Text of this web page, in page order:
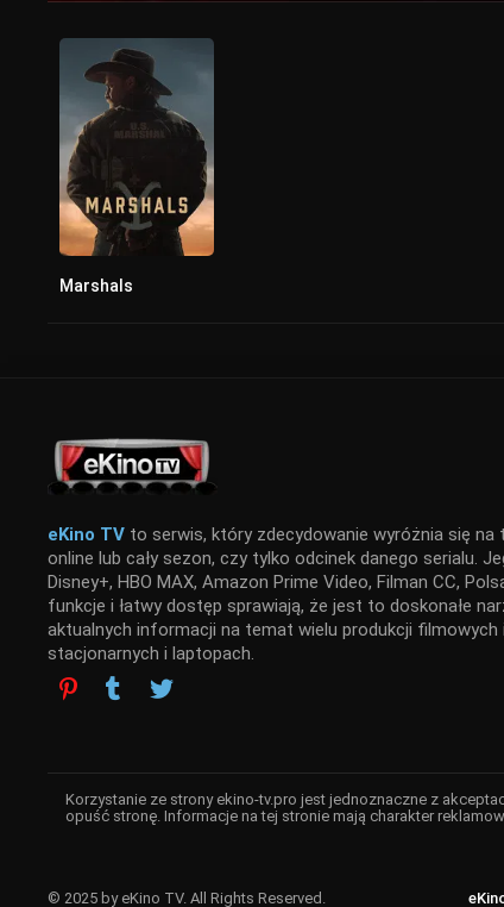
Marshals
eKino TV to serwis, który zdecydowanie wyróżnia się na
online lub cały sezon, czy tylko odcinek danego serialu.
Disney+, HBO MAX, Amazon Prime Video, Filman CC,
funkcje i łatwy dostęp sprawiają, że jest to doskonałe
aktualnych informacji na temat wielu produkcji
stacjonarnych i laptopach.
Korzystanie ze strony ekino-tv.pro jest jednoznaczne z
opuść stronę. Informacje na tej stronie mają charakter
© 2025 by eKino TV. All Rights Reserved.